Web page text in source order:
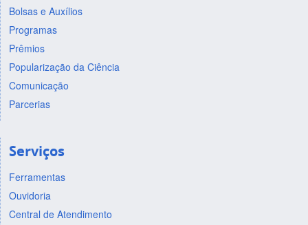
Bolsas e Auxílios
Programas
Prêmios
Popularização da Ciência
Comunicação
Parcerias
Serviços
Ferramentas
Ouvidoria
Central de Atendimento